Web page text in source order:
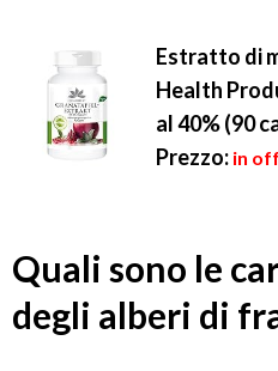
Estratto di
Health
al 40% (90
Prezzo: in
Quali sono le
degli alberi di